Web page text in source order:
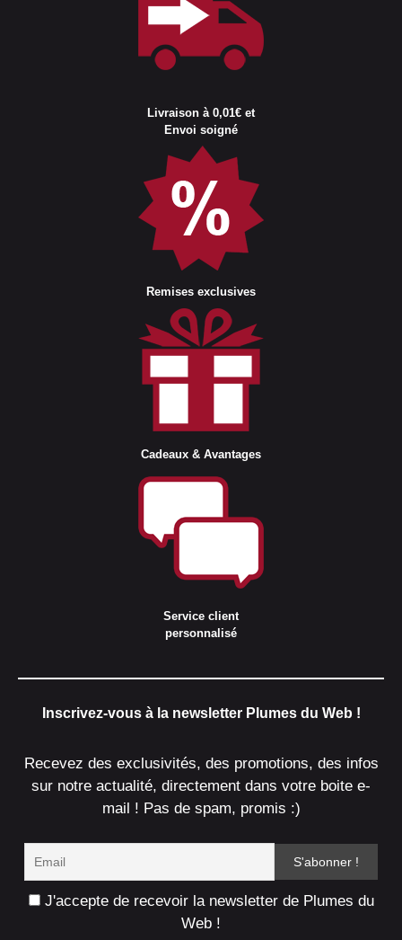
Livraison à 0,01€ et
Envoi soigné
Remises exclusives
Cadeaux & Avantages
Service client
personnalisé
Inscrivez-vous à la newsletter Plumes du Web !
Recevez des exclusivités, des promotions, des infos
sur notre actualité, directement dans votre boite e-
mail ! Pas de spam, promis :)
J'accepte de recevoir la newsletter de Plumes du
Web !